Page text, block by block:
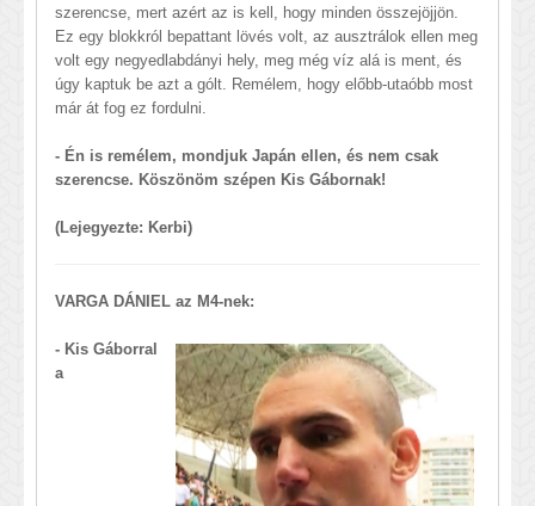
szerencse, mert azért az is kell, hogy minden összejöjjön.
Ez egy blokkról bepattant lövés volt, az ausztrálok ellen meg
volt egy negyedlabdányi hely, meg még víz alá is ment, és
úgy kaptuk be azt a gólt. Remélem, hogy előbb-utaóbb most
már át fog ez fordulni.
- Én is remélem, mondjuk Japán ellen, és nem csak
szerencse. Köszönöm szépen Kis Gábornak!
(Lejegyezte: Kerbi)
VARGA DÁNIEL az M4-nek:
- Kis Gáborral
a